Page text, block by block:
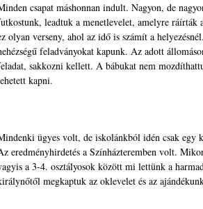
csapat máshonnan indult. Nagyon, de
leadtuk a menetlevelet, amelyre ráírták
olyan verseny, ahol az idő is számít a
feladványokat kapunk. Az adott
sakkozni kellett. A bábukat nem
kapni.
ügyes volt, de iskolánkból idén csak egy
eredményhirdetés a Színházteremben volt.
a 3-4. osztályosok között mi lettünk a
megkaptuk az oklevelet és az